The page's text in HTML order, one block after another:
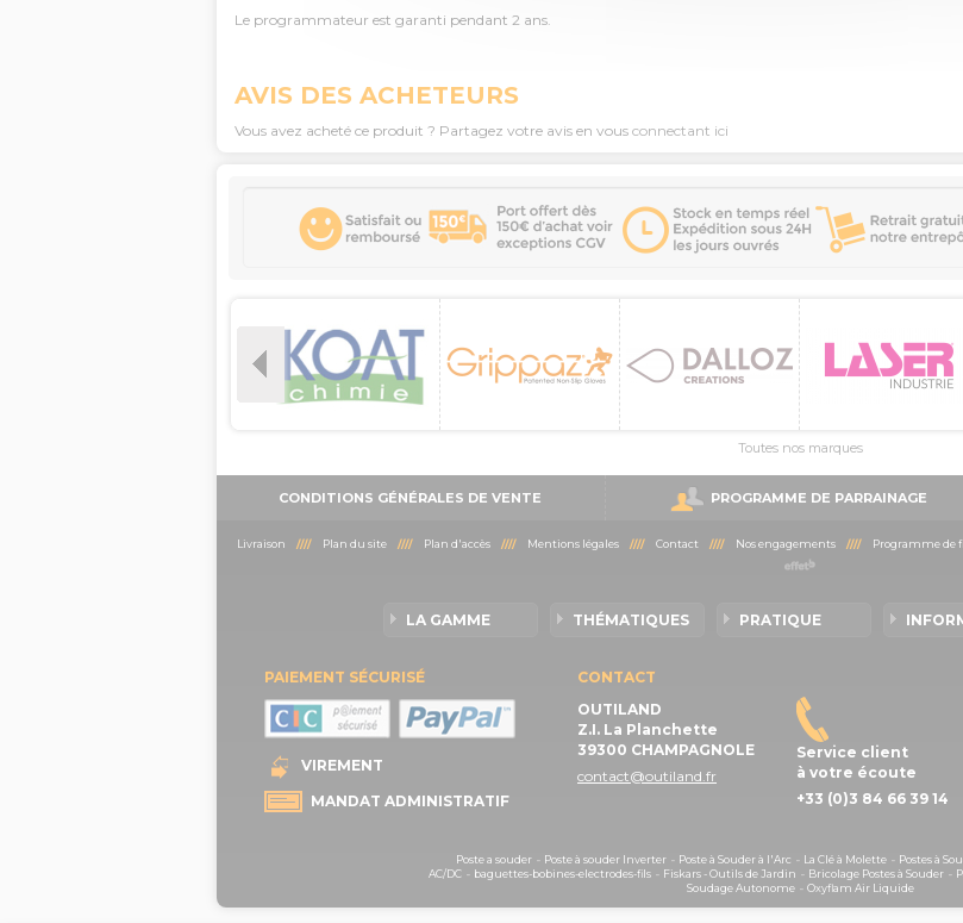
Le programmateur est garanti pendant 2 ans.
AVIS DES ACHETEURS
Vous avez acheté ce produit ? Partagez votre avis en vous connectant ici
Toutes nos marques
CONDITIONS GÉNÉRALES DE VENTE PROGRAMME DE PARRAINAGE
Livraison //// Plan du site//// Plan d'accès//// Mentions légales//// Contact //// Nos engagements//// Programme de
LA GAMME THÉMATIQUES PRATIQUE
PAIEMENT SÉCURISÉ
VIREMENT
MANDAT ADMINISTRATIF
CONTACT
OUTILAND
Z.I. La Planchette
39300 CHAMPAGNOLE
contact@outiland.fr
Service client
à votre écoute
+33 (0)3 84 66 39 14
Poste a souder- Poste à souder Inverter- Poste à Souder à l'Arc - La Clé à Molette- Postes à
AC/DC - baguettes-bobines-electrodes-fils - Fiskars - Outils de Jardin - Bricolage Postes à Souder -
Soudage Autonome- Oxyflam Air Liquide